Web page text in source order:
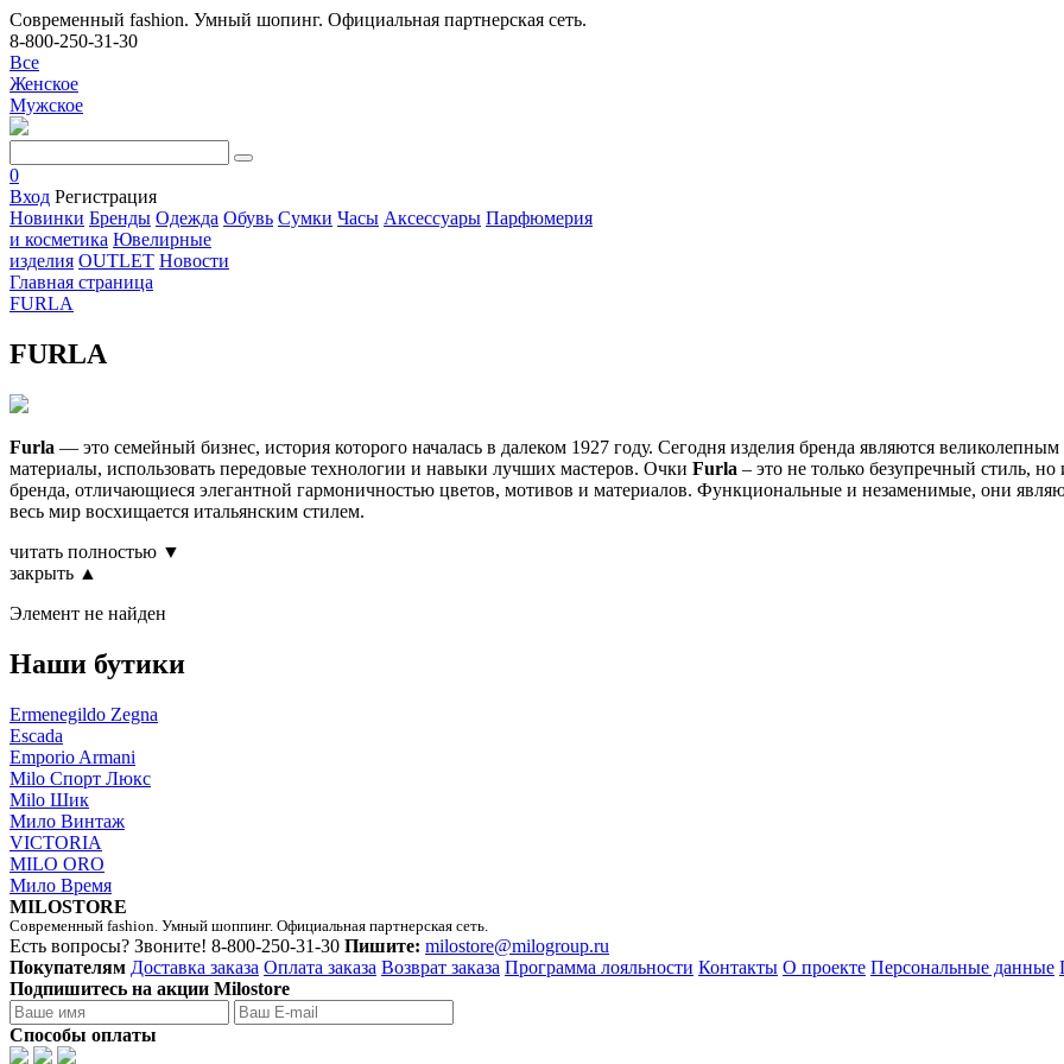
Современный fashion. Умный шопинг. Официальная партнерская сеть.
8-800-250-31-30
Все
Женское
Мужское
0
Вход Регистрация
Новинки Бренды Одежда Обувь Сумки Часы Аксессуары Парфюмерия
и косметика Ювелирные
изделия OUTLET Новости
Главная страница
FURLA
FURLA
Furla — это семейный бизнес, история которого началась в далеком 1927 году. Сегодня изделия бренда являются
материалы, использовать передовые технологии и навыки лучших мастеров. Очки Furla – это не только безупречный стиль, но
бренда, отличающиеся элегантной гармоничностью цветов, мотивов и материалов. Функциональные и незаменимые, они
весь мир восхищается итальянским стилем.
читать полностью ▼
закрыть ▲
Элемент не найден
Наши бутики
Ermenegildo Zegna
Escada
Emporio Armani
Milo Спорт Люкс
Milo Шик
Мило Винтаж
VICTORIA
MILO ORO
Мило Время
MILOSTORE
Современный fashion. Умный шоппинг. Официальная партнерская сеть.
Есть вопросы? Звоните! 8-800-250-31-30 Пишите: milostore@milogroup.ru
Покупателям Доставка заказа Оплата заказа Возврат заказа Программа лояльности Контакты О проекте Персональные данные
Подпишитесь на акции Milostore
Способы оплаты